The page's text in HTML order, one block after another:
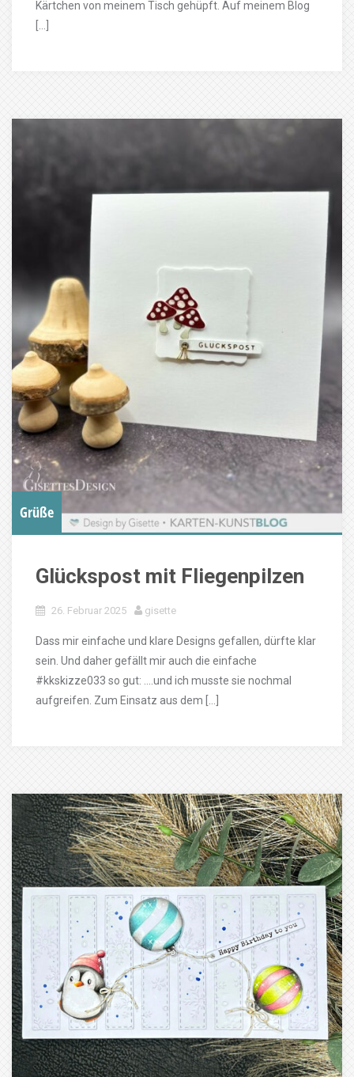
Kärtchen von meinem Tisch gehüpft. Auf meinem Blog
Grüße
Glückspost mit Fliegenpilzen
26. Februar 2025 gisette
Dass mir einfache und klare Designs gefallen, dürfte klar
sein. Und daher gefällt mir auch die einfache
#kkskizze033 so gut: ….und ich musste sie nochmal
aufgreifen. Zum Einsatz aus dem […]